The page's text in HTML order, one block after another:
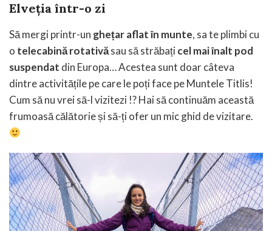
Elveția într-o zi
Să mergi printr-un ghețar aflat în munte, sa te plimbi cu
o telecabină rotativăsau să străbațicel mai înalt pod
suspendat din Europa… Acestea sunt doar câteva
dintre activitățile pe care le poți face pe Muntele Titlis!
Cum să nu vrei să-l vizitezi !?Hai să continuăm această
frumoasă călătorie și să-ți ofer un mic ghid de vizitare.